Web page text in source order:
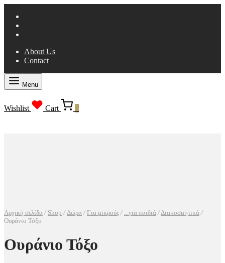
About Us
Contact
Menu
Wishlist Cart
Αρχική σελίδα / Shop / Δώρα / Για μικρούς / ...για παιδιά /Διακοσμητικά /
Ουράνιο Τόξο
Ουράνιο Τόξο